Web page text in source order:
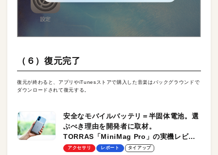
（６）復元完了
復元が終わると、アプリやiTunesストアで購入した音楽はバックグラウンドで
ダウンロードされて復元する。
安全なモバイルバッテリ＝半固体電池。選
ぶべき理由を開発者に取材。
TORRAS「MiniMag Pro」の実機レビュ
ーも
アクセサリ レポート タイアップ